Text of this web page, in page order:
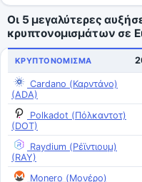
Οι 5 μεγαλύτερες
κρυπτονομισμάτων σε
ΚΡΥΠΤΟΝΌΜΙΣΜΑ
Cardano (Καρντάνο)
(ADA)
Polkadot (Πόλκαντοτ)
(DOT)
Raydium (Ρέϊντιουμ)
(RAY)
Monero (Μονέρο)